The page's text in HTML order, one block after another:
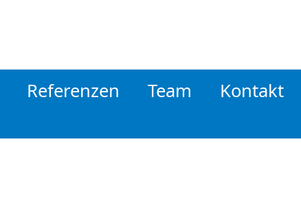
Referenzen Team Kontakt